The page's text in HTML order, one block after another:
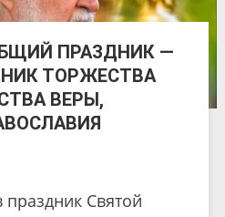
ПРАЗДНИК —
ТОРЖЕСТВА
ВЕРЫ,
праздник Святой